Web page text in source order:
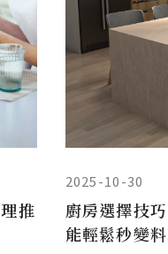
推
2025-10-30
廚房選擇技
能輕鬆秒變